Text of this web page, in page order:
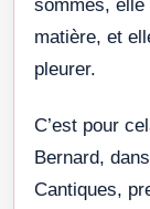
sommes,
matière, et
pleurer.
C’est pour
Bernard,
Cantiques,